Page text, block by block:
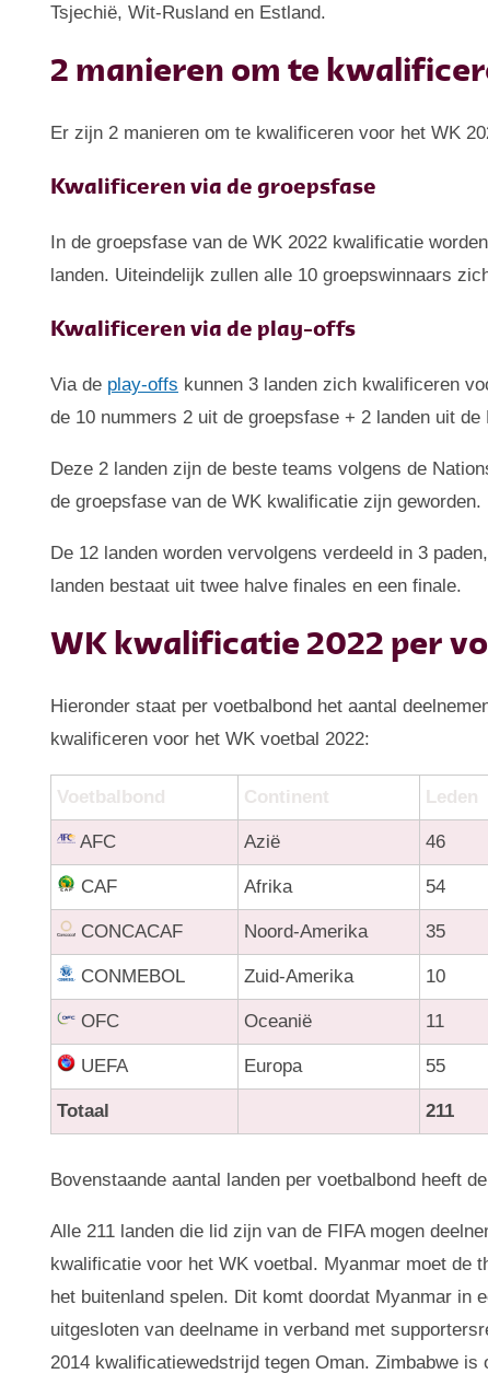
Tsjechië, Wit-Rusland en Estland.
2 manieren om te
Er zijn 2 manieren om te kwalificeren voor het WK
Kwalificeren via de groepsfase
In de groepsfase van de WK 2022 kwalificatie
landen. Uiteindelijk zullen alle 10 groepswinnaars
Kwalificeren via de play-offs
Via de play-offs kunnen 3 landen zich kwalificeren
de 10 nummers 2 uit de groepsfase + 2 landen uit de
Deze 2 landen zijn de beste teams volgens de
de groepsfase van de WK kwalificatie zijn geworden.
De 12 landen worden vervolgens verdeeld in 3
landen bestaat uit twee halve finales en een finale.
WK kwalificatie 2022 per
Hieronder staat per voetbalbond het aantal
kwalificeren voor het WK voetbal 2022:
Voetbalbond Continent Leden
AFC Azië 46
CAF Afrika 54
CONCACAF Noord-Amerika 35
CONMEBOL Zuid-Amerika 10
OFC Oceanië 11
UEFA Europa 55
Totaal 211
Bovenstaande aantal landen per voetbalbond heeft
Alle 211 landen die lid zijn van de FIFA mogen
kwalificatie voor het WK voetbal. Myanmar moet de
het buitenland spelen. Dit komt doordat Myanmar in
uitgesloten van deelname in verband met
2014 kwalificatiewedstrijd tegen Oman. Zimbabwe